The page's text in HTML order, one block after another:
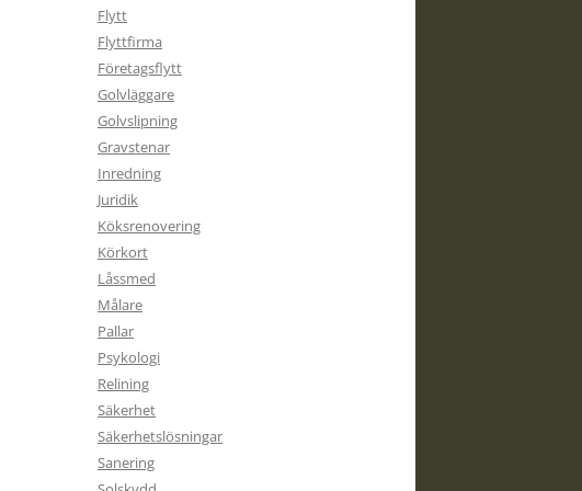
Flytt
Flyttfirma
Företagsflytt
Golvläggare
Golvslipning
Gravstenar
Inredning
Juridik
Köksrenovering
Körkort
Låssmed
Målare
Pallar
Psykologi
Relining
Säkerhet
Säkerhetslösningar
Sanering